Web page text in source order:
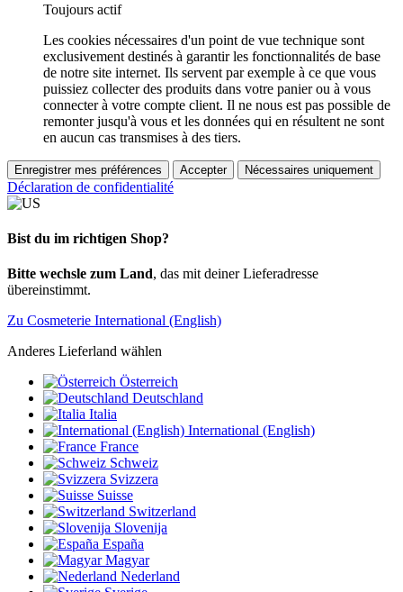
Toujours actif
Les cookies nécessaires d'un point de vue technique sont
exclusivement destinés à garantir les fonctionnalités de base
de notre site internet. Ils servent par exemple à ce que vous
puissiez collecter des produits dans votre panier ou à vous
connecter à votre compte client. Il ne nous est pas possible de
remonter jusqu'à vous et les données qui en résultent ne sont
en aucun cas transmises à des tiers.
Enregistrer mes préférences Accepter Nécessaires uniquement
Déclaration de confidentialité
Bist du im richtigen Shop?
Bitte wechsle zum Land, das mit deiner Lieferadresse
übereinstimmt.
Zu Cosmeterie International (English)
Anderes Lieferland wählen
Österreich
Deutschland
Italia
International (English)
France
Schweiz
Svizzera
Suisse
Switzerland
Slovenija
España
Magyar
Nederland